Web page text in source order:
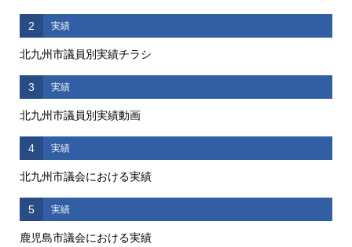
2 実績
北九州市議員別実績チラシ
3 実績
北九州市議員別実績動画
4 実績
北九州市議会における実績
5 実績
鹿児島市議会における実績